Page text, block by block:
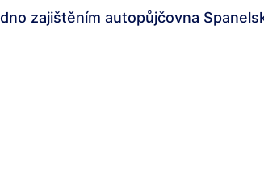
zajištěním autopůjčovna